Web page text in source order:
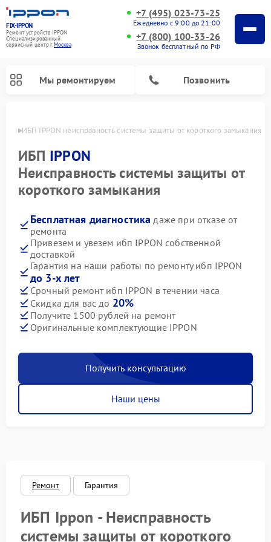
FIX-IPPON
Ремонт устройств IPPON
Специализированный
cервисный центр г.Москва
+7 (495) 023-73-25
Ежедневно с 9:00 до 21:00
+7 (800) 100-33-26
Звонок бесплатный по РФ
Мы ремонтируем Позвонить
ИБП IPPON неисправность системы защиты от короткого замыкания
ИБП IPPON
Неисправность системы защиты от
короткого замыкания
Бесплатная диагностика даже при отказе от
ремонта
Привезем и увезем ибп IPPON собственной
доставкой
Гарантия на наши работы по ремонту ибп IPPON
до 3-х лет
Срочный ремонт ибп IPPON в течении часа
Скидка для вас до 20%
Получите 1500 рублей на ремонт
Оригинальные комплектующие IPPON
Получить консультацию
Наши цены
Ремонт Гарантия
ИБП Ippon - Неисправность
системы защиты от короткого